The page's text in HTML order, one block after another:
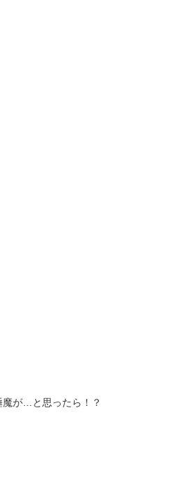
が…と思ったら！？